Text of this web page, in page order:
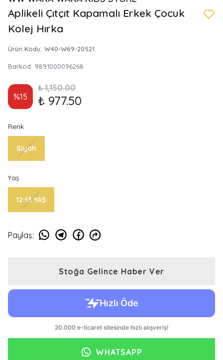
Aplikeli Çıtçıt Kapamalı Erkek Çocuk
Kolej Hırka
Ürün Kodu: W40-W69-20521
Barkod: 9891000096268
%15
₺ 1,150.00
₺ 977.50
Renk
Siyah
Yaş
12-13 YAŞ
Paylaş:
Stoğa Gelince Haber Ver
WHATSAPP